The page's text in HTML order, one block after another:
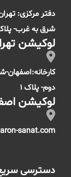
دفتر مرکزی:
شرق به غرب- پلاک 103-
لوکیشن
دوم- پلاک 1
لوکیشن
sanat.com
دسترسی